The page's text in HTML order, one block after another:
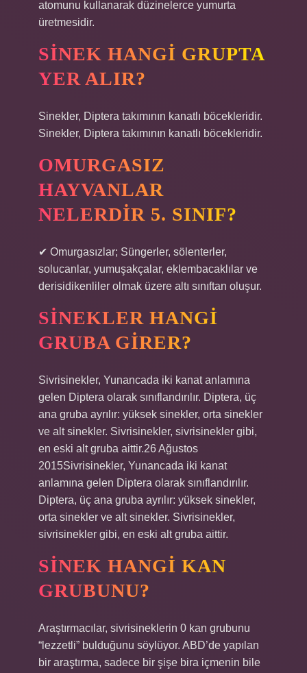
atomunu kullanarak düzinelerce yumurta
üretmesidir.
SINEK HANGI GRUPTA
YER ALIR?
Sinekler, Diptera takımının kanatlı böcekleridir.
Sinekler, Diptera takımının kanatlı böcekleridir.
OMURGASIZ
HAYVANLAR
NELERDIR 5. SINIF?
✔ Omurgasızlar; Süngerler, sölenterler,
solucanlar, yumuşakçalar, eklembacaklılar ve
derisidikenliler olmak üzere altı sınıftan oluşur.
SINEKLER HANGI
GRUBA GIRER?
Sivrisinekler, Yunancada iki kanat anlamına
gelen Diptera olarak sınıflandırılır. Diptera, üç
ana gruba ayrılır: yüksek sinekler, orta sinekler
ve alt sinekler. Sivrisinekler, sivrisinekler gibi,
en eski alt gruba aittir.26 Ağustos
2015Sivrisinekler, Yunancada iki kanat
anlamına gelen Diptera olarak sınıflandırılır.
Diptera, üç ana gruba ayrılır: yüksek sinekler,
orta sinekler ve alt sinekler. Sivrisinekler,
sivrisinekler gibi, en eski alt gruba aittir.
SINEK HANGI KAN
GRUBUNU?
Araştırmacılar, sivrisineklerin 0 kan grubunu
“lezzetli” bulduğunu söylüyor. ABD’de yapılan
bir araştırma, sadece bir şişe bira içmenin bile